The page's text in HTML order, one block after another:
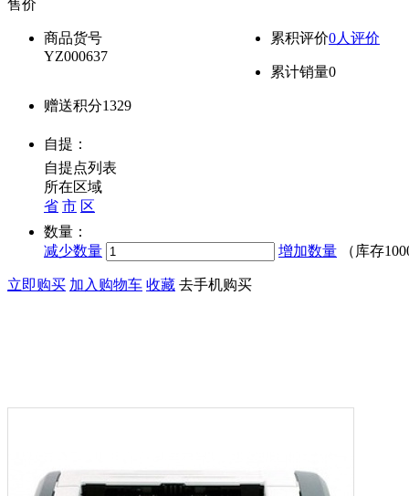
售价
商品货号
YZ000637
累积评价0人评价
累计销量0
赠送积分1329
自提：
自提点列表
所在区域
省 市 区
数量：
减少数量
增加数量 （库存
立即购买 加入购物车 收藏 去手机购买